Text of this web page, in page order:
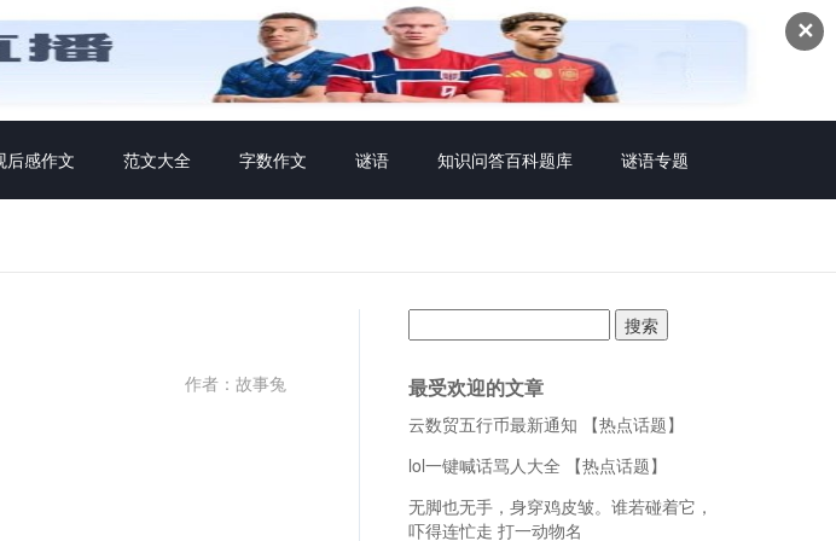
✕
后感作文 范文大全 字数作文 谜语 知识问答百科题库 谜语专题
作者：故事兔
索：
最受欢迎的文章
云数贸五行币最新通知 【热点话题】
lol一键喊话骂人大全 【热点话题】
无脚也无手，身穿鸡皮皱。谁若碰着它，
吓得连忙走 打一动物名